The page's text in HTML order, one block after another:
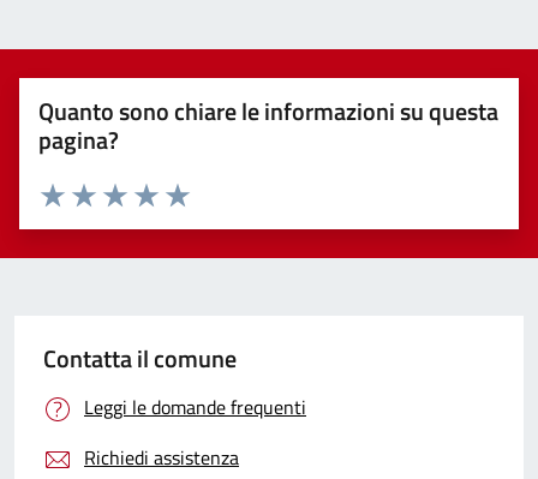
Quanto sono chiare le informazioni su questa
pagina?
Valuta 5 stelle su 5
Valuta 4 stelle su 5
Valuta 3 stelle su 5
Valuta 2 stelle su 5
Valuta 1 stelle su 5
Contatta il comune
Leggi le domande frequenti
Richiedi assistenza